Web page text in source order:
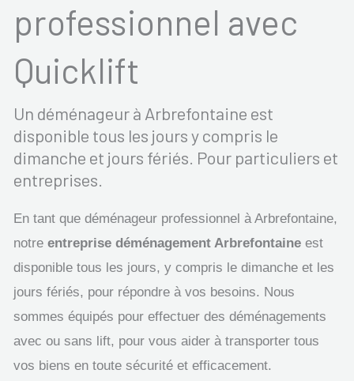
professionnel avec
Quicklift
Un déménageur à Arbrefontaine est
disponible tous les jours y compris le
dimanche et jours fériés. Pour particuliers et
entreprises.
En tant que déménageur professionnel à Arbrefontaine,
notre entreprise déménagement Arbrefontaine est
disponible tous les jours, y compris le dimanche et les
jours fériés, pour répondre à vos besoins. Nous
sommes équipés pour effectuer des déménagements
avec ou sans lift, pour vous aider à transporter tous
vos biens en toute sécurité et efficacement.